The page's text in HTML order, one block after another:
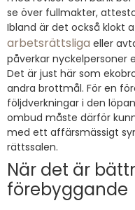
se över fullmakter,
Ibland är det också klokt
arbetsrättsliga eller
påverkar nyckelpersoner
Det är just här som
andra brottmål. För en
följdverkningar i den
ombud måste därför
med ett affärsmässigt
rättssalen.
När det är
förebyggande